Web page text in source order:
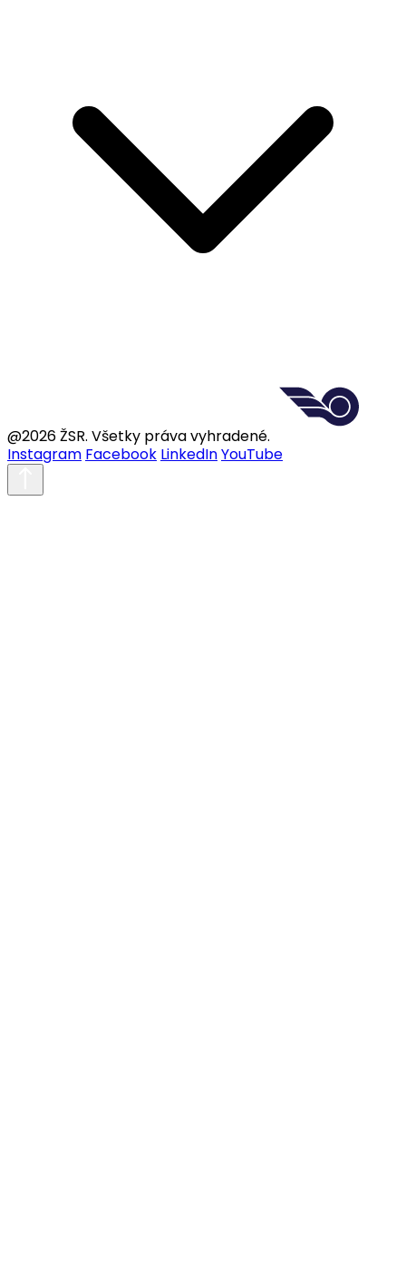
@2026 ŽSR. Všetky práva vyhradené.
Instagram Facebook LinkedInYouTube